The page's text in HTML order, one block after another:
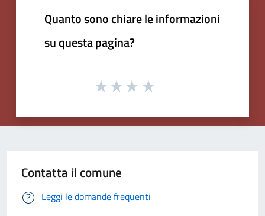
Quanto sono chiare le informazioni
su questa pagina?
Contatta il comune
Leggi le domande frequenti